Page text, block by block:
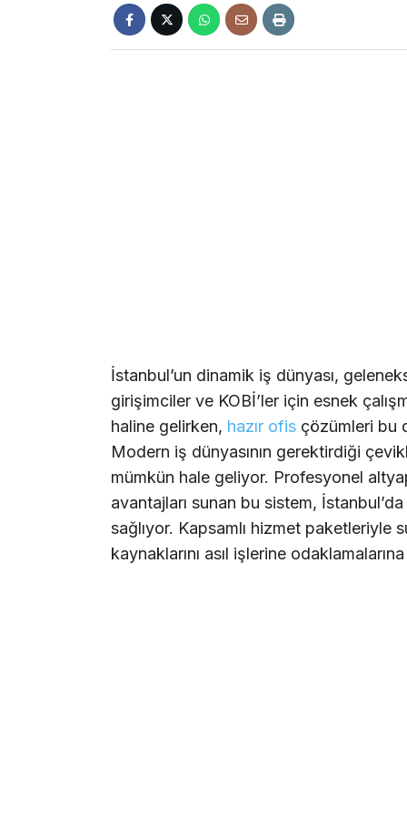
İstanbul’un dinamik iş dünyası,
girişimciler ve KOBİ’ler için esnek
haline gelirken, hazır ofis çözümleri bu
Modern iş dünyasının gerektirdiği
mümkün hale geliyor. Profesyonel
avantajları sunan bu sistem,
sağlıyor. Kapsamlı hizmet paketleriyle
kaynaklarını asıl işlerine